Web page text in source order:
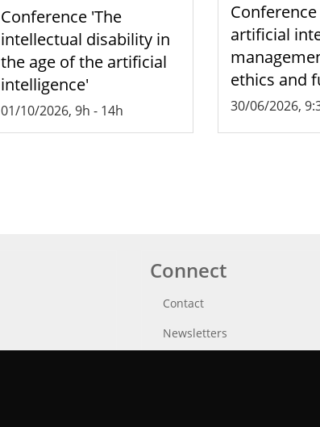
Conference 'The
intellectual disability in
the age of the artificial
intelligence'
01/10/2026, 9h - 14h
artificial
ethics and
30/06/2026,
Connect
Contact
Newsletters